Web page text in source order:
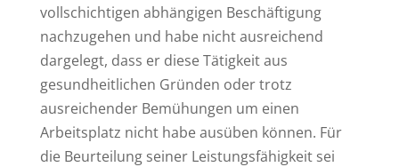
vollschichtigen abhängigen Beschäftigung
nachzugehen und habe nicht ausreichend
dargelegt, dass er diese Tätigkeit aus
gesundheitlichen Gründen oder trotz
ausreichender Bemühungen um einen
Arbeitsplatz nicht habe ausüben können. Für
die Beurteilung seiner Leistungsfähigkeit sei